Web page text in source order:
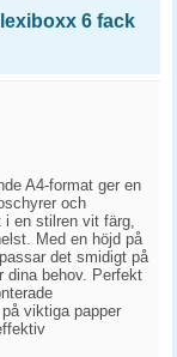
6 fack
A4-format ger en
och
i en stilren vit färg,
Med en höjd på
det smidigt på
dina behov. Perfekt
viktiga papper